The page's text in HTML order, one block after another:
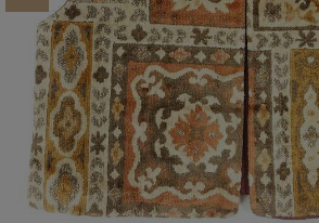
ブランドから探す スタ
年代から探す 古着
メンズ商品カテゴリーか